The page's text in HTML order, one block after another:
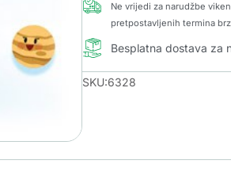
Ne vrijedi za narudžbe
pretpostavljenih termina
Besplatna dostava za
SKU:6328